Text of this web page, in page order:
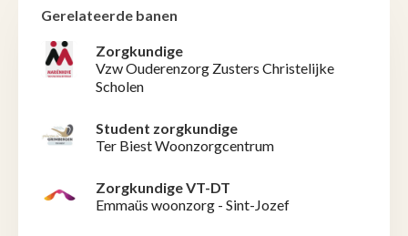
Gerelateerde banen
Zorgkundige
Vzw Ouderenzorg Zusters Christelijke
Scholen
Student zorgkundige
Ter Biest Woonzorgcentrum
Zorgkundige VT-DT
Emmaüs woonzorg - Sint-Jozef